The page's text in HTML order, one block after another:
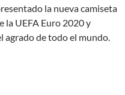
la nueva camiseta
la UEFA Euro 2020 y
agrado de todo el mundo.